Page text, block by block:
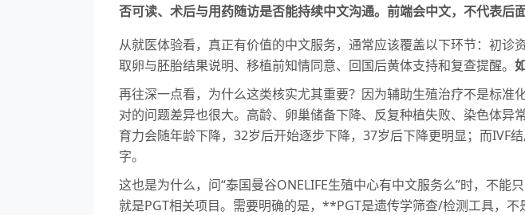
否可读、术后与用药随访是否能持续中文沟通。前端会中文，不代表后
从就医体验看，真正有价值的中文服务，通常应该覆盖以下环节：初诊
取卵与胚胎结果说明、移植前知情同意、回国后黄体支持和复查提醒。
再往深一点看，为什么这类核实尤其重要？因为辅助生殖治疗不是标准
对的问题差异也很大。高龄、卵巢储备下降、反复种植失败、染色体
育力会随年龄下降，32岁后开始逐步下降，37岁后下降更明显；而IVF
字。
这也是为什么，问“泰国曼谷ONELIFE生殖中心有中文服务么”时，不
就是PGT相关项目。需要明确的是，**PGT是遗传学筛查/检测工具，